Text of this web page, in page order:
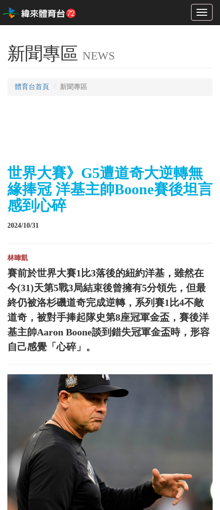
Toggle
新聞專區 NEWS
體育台首頁 新聞專區
世界大賽》G5遭道奇大逆轉無
緣捧冠 洋基主帥Boone賽後坦言
感到心碎
2024/10/31
林暐凱
賽前於世界大賽1比3落後的紐約洋基，雖然在
今(31)天第5戰3局結束後曾擁有5分領先，但最
終仍被洛杉磯道奇完成逆轉，系列賽1比4不敵
道奇，被對手捧起隊史第8座冠軍金盃，賽後洋
基主帥Aaron Boone談到錯失冠軍金盃時，形容
自己感覺「心碎」。